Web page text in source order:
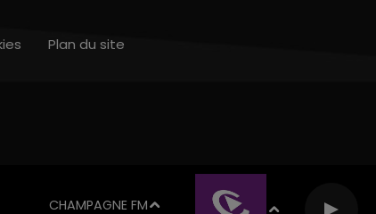
CHAMPAGNE FM
Plan du site